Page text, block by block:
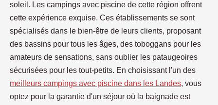
soleil. Les campings avec piscine de cette région offrent
cette expérience exquise. Ces établissements se sont
spécialisés dans le bien-être de leurs clients, proposant
des bassins pour tous les âges, des toboggans pour les
amateurs de sensations, sans oublier les pataugeoires
sécurisées pour les tout-petits. En choisissant l'un des
meilleurs campings avec piscine dans les Landes, vous
optez pour la garantie d'un séjour où la baignade est